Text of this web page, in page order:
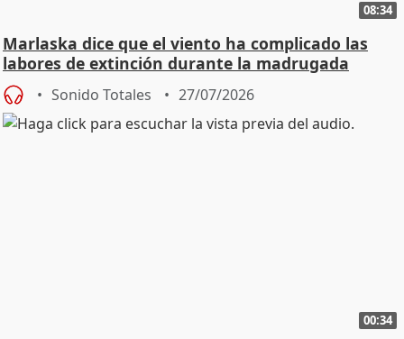
08:34
Marlaska dice que el viento ha complicado las
labores de extinción durante la madrugada
Sonido Totales 27/07/2026
00:34